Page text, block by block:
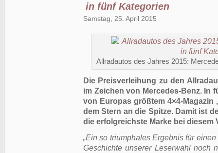
in fünf Kategorien
Samstag, 25. April 2015
Allradautos des Jahres 2015:
Die Preisverleihung zu den
im Zeichen von Mercedes-Benz. In
von Europas größtem 4×4-
dem Stern an die Spitze. Damit ist
die erfolgreichste Marke bei diesem
„Ein so triumphales Ergebnis für
Geschichte unserer Leserwahl noch